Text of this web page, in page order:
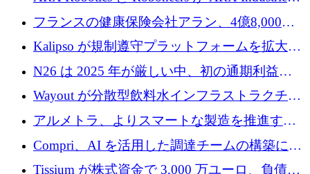
を設立し、無人地上車両の生産を拡大
フランスの健康保険会社アラン、4億8,000万
ユーロの資金調達ラウンドで合意
Kalipso が規制遵守プラットフォームを拡大す
るために 320 万ドルを調達
N26 は 2025 年が厳しい中、初の通期利益を
達成
Wayout が分散型飲料水インフラストラクチャ
プラットフォームを拡張するために 242 万ユ
ーロを調達
アルメトラ、よりスマートな製造を推進する
ためにシリーズ A で 1,630 万ユーロを確保
Compri、AI を活用した調達チームの構築に
320 万ユーロを確保
Tissium が株式資金で 3,000 万ユーロ、負債で